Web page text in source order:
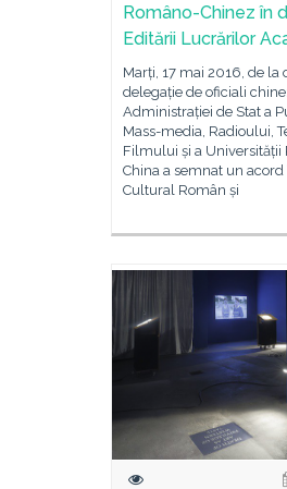
Româno-Chinez în
Editării Lucrărilor
Marți, 17 mai 2016, de la
delegație de oficiali
Administrației de Stat a
Mass-media, Radioului,
Filmului și a Universității
China a semnat un
Cultural Român și